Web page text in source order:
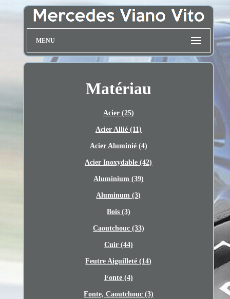
MENU
Matériau
Acier (25)
Acier Allié (11)
Acier Aluminié (4)
Acier Inoxydable (42)
Aluminium (39)
Aluminum (3)
Bois (3)
Caoutchouc (33)
Cuir (44)
Feutre Aiguilleté (14)
Fonte (4)
Fonte, Caoutchouc (3)